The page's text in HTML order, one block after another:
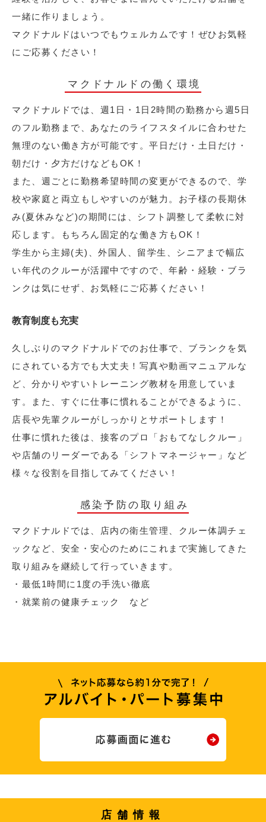
一緒に作りましょう。
マクドナルドはいつでもウェルカムです！ぜひお気軽
にご応募ください！
マクドナルドの働く環境
マクドナルドでは、週1日・1日2時間の勤務から週5日
のフル勤務まで、あなたのライフスタイルに合わせた
無理のない働き方が可能です。平日だけ・土日だけ・
朝だけ・夕方だけなどもOK！
また、週ごとに勤務希望時間の変更ができるので、学
校や家庭と両立もしやすいのが魅力。お子様の長期休
み(夏休みなど)の期間には、シフト調整して柔軟に対
応します。もちろん固定的な働き方もOK！
学生から主婦(夫)、外国人、留学生、シニアまで幅広
い年代のクルーが活躍中ですので、年齢・経験・ブラ
ンクは気にせず、お気軽にご応募ください！
教育制度も充実
久しぶりのマクドナルドでのお仕事で、ブランクを気
にされている方でも大丈夫！写真や動画マニュアルな
ど、分かりやすいトレーニング教材を用意していま
す。また、すぐに仕事に慣れることができるように、
店長や先輩クルーがしっかりとサポートします！
仕事に慣れた後は、接客のプロ「おもてなしクルー」
や店舗のリーダーである「シフトマネージャー」など
様々な役割を目指してみてください！
感染予防の取り組み
マクドナルドでは、店内の衛生管理、クルー体調チェ
ックなど、安全・安心のためにこれまで実施してきた
取り組みを継続して行っていきます。
・最低1時間に1度の手洗い徹底
・就業前の健康チェック など
店舗情報